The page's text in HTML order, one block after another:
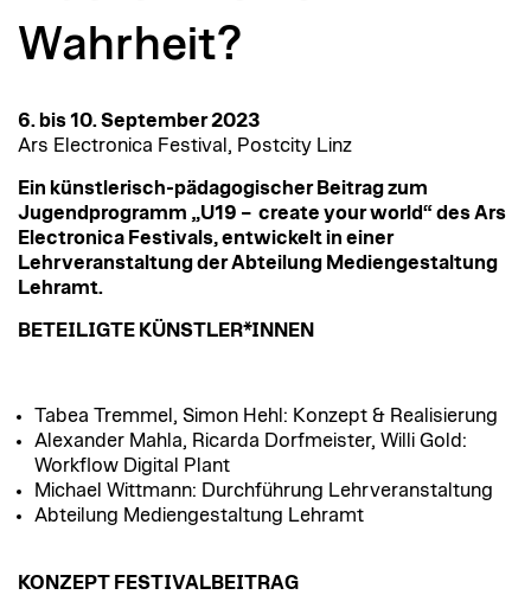
Wahrheit?
6. bis 10. September 2023
Ars Electronica Festival, Postcity Linz
Ein künstlerisch-pädagogischer Beitrag zum
Jugendprogramm „U19 – create your world“ des Ars
Electronica Festivals, entwickelt in einer
Lehrveranstaltung der Abteilung Mediengestaltung
Lehramt.
BETEILIGTE KÜNSTLER*INNEN
Tabea Tremmel, Simon Hehl: Konzept & Realisierung
Alexander Mahla, Ricarda Dorfmeister, Willi Gold:
Workflow Digital Plant
Michael Wittmann: Durchführung Lehrveranstaltung
Abteilung Mediengestaltung Lehramt
KONZEPT FESTIVALBEITRAG